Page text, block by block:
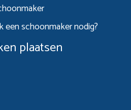
een schoonmaker nodig?
plaatsen